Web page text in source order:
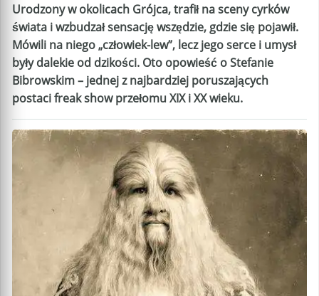
Urodzony w okolicach Grójca, trafił na sceny cyrków
świata i wzbudzał sensację wszędzie, gdzie się pojawił.
Mówili na niego „człowiek-lew”, lecz jego serce i umysł
były dalekie od dzikości. Oto opowieść o Stefanie
Bibrowskim – jednej z najbardziej poruszających
postaci freak show przełomu XIX i XX wieku.